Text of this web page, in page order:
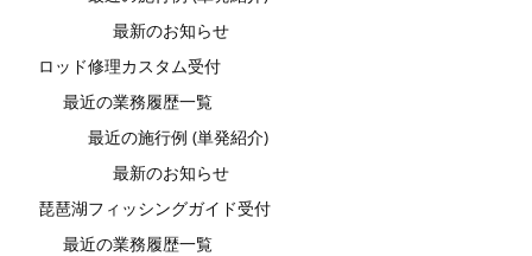
最新のお知らせ
ロッド修理カスタム受付
最近の業務履歴一覧
最近の施行例 (単発紹介)
最新のお知らせ
琵琶湖フィッシングガイド受付
最近の業務履歴一覧